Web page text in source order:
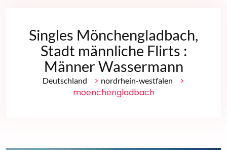
Singles Mönchengladbach,
Stadt männliche Flirts :
Männer Wassermann
Deutschland > nordrhein-westfalen
>
moenchengladbach